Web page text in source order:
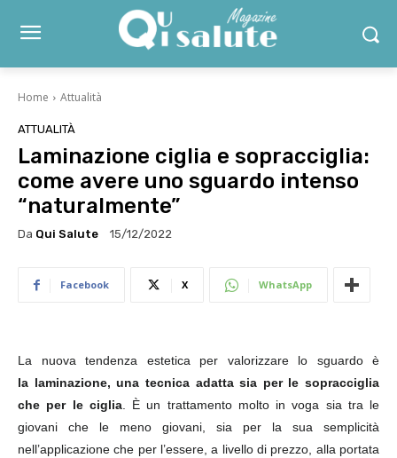
Home Attualità
ATTUALITÀ
Laminazione ciglia e sopracciglia:
come avere uno sguardo intenso
“naturalmente”
Da Qui Salute 15/12/2022
Facebook X WhatsApp
La nuova tendenza estetica per valorizzare lo sguardo è
la laminazione, una tecnica adatta sia per le sopracciglia
che per le ciglia. È un trattamentomolto in voga sia tra le
giovani che le meno giovani, sia per la sua semplicità
nell’applicazione che per l’essere, a livello di prezzo, alla portata